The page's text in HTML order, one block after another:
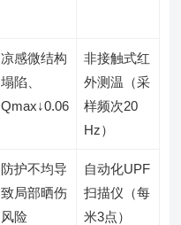
凉感微结构
塌陷、
Qmax↓0.06
非接触式红
外测温（采
样频次20
Hz）
防护不均导
致局部晒伤
风险
自动化UPF
扫描仪（每
米3点）